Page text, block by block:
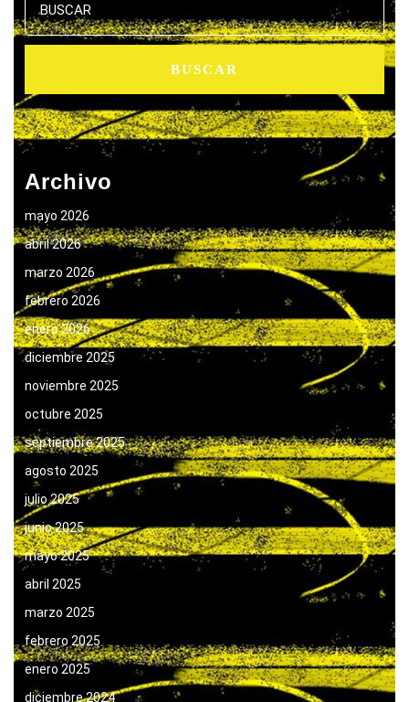
Archivo
mayo 2026
abril 2026
marzo 2026
febrero 2026
enero 2026
diciembre 2025
noviembre 2025
octubre 2025
septiembre 2025
agosto 2025
julio 2025
junio 2025
mayo 2025
abril 2025
marzo 2025
febrero 2025
enero 2025
diciembre 2024